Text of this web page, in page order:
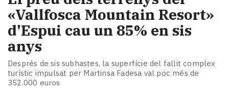
«Vallfosca Mountain Resort»
d'Espui cau un 85% en sis
anys
Després de sis subhastes, la superfície del fallit complex
turístic impulsat per Martinsa Fadesa val poc més de
352.000 euros